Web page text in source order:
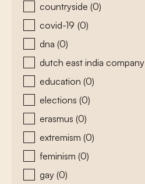
countryside (0)
covid-19 (0)
dna (0)
dutch east india company
education (0)
elections (0)
erasmus (0)
extremism (0)
feminism (0)
gay (0)